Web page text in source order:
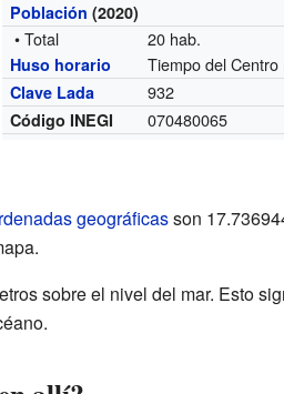
Población (2020)
• Total 20 hab.
Huso horario Tiempo del Centro
Clave Lada 932
Código INEGI 070480065
geográficasson
sobre el nivel del mar. Esto